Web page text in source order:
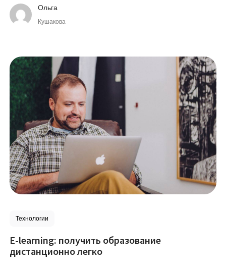
жизнь.
Ольга
Кушакова
Технологии
E-learning: получить образование
дистанционно легко